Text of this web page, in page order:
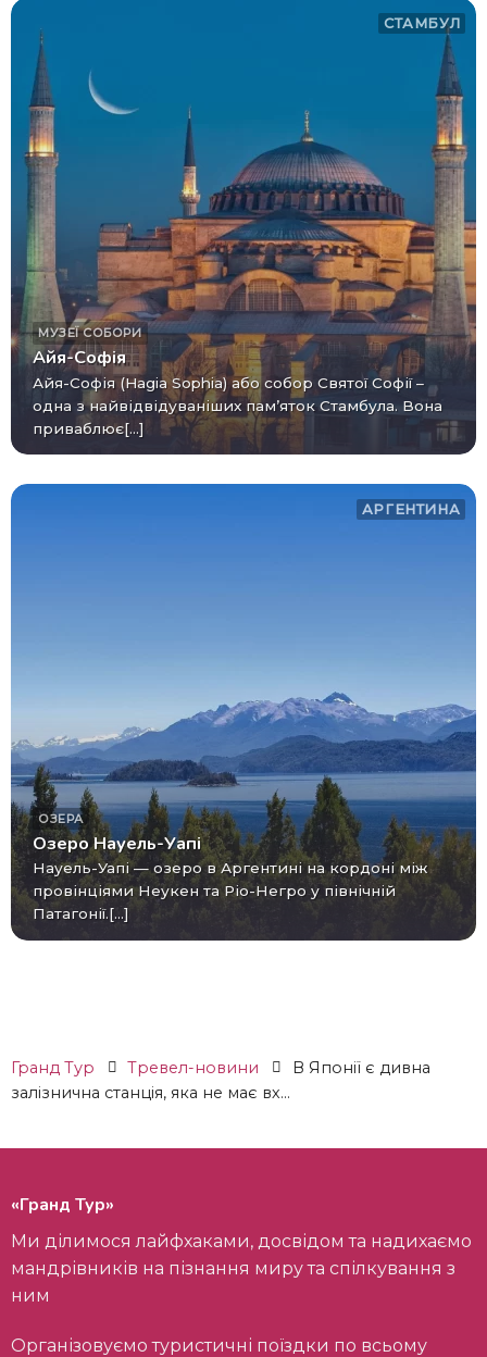
СТАМБУЛ
МУЗЕЇ СОБОРИ
Айя-Софія
Айя-Софія (Hagia Sophia) або собор Святої Софії –
одна з найвідвідуваніших пам’яток Стамбула. Вона
приваблює[...]
АРГЕНТИНА
ОЗЕРА
Озеро Науель-Уапі
Науель-Уапі — озеро в Аргентині на кордоні між
провінціями Неукен та Ріо-Негро у північній
Патагонії.[...]
Гранд Тур Тревел-новини
В Японії є дивна
залізнична станція, яка не має вх...
«Гранд Тур»
Ми ділимося лайфхаками, досвідом та надихаємо
мандрівників на пізнання миру та спілкування з
ним
Організовуємо туристичні поїздки по всьому